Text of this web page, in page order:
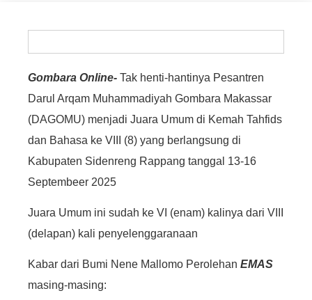
Gombara Online- Tak henti-hantinya Pesantren
Darul Arqam Muhammadiyah Gombara Makassar
(DAGOMU) menjadi Juara Umum di Kemah Tahfids
dan Bahasa ke VIII (8) yang berlangsung di
Kabupaten Sidenreng Rappang tanggal 13-16
Septembeer 2025
Juara Umum ini sudah ke VI (enam) kalinya dari VIII
(delapan) kali penyelenggaranaan
Kabar dari Bumi Nene Mallomo Perolehan EMAS
masing-masing: